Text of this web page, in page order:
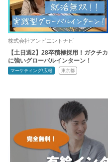
株式会社アンビエントナビ
【土日週2】28卒積極採用！ガクチカ
に強いグローバルインターン！
マーケティング/広報 東京都